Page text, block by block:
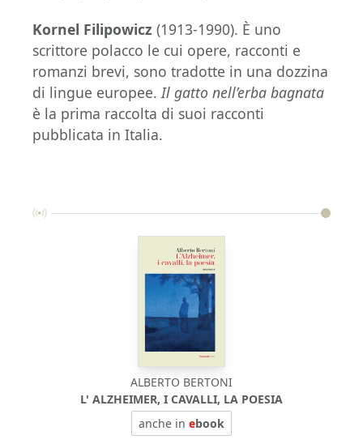
Kornel Filipowicz (1913-1990). È uno
scrittore polacco le cui opere, racconti e
romanzi brevi, sono tradotte in una dozzina
di lingue europee.Il gatto nell’erba bagnata
è la prima raccolta di suoi racconti
pubblicata in Italia.
ALBERTO BERTONI
L' ALZHEIMER, I CAVALLI, LA POESIA
anche in ebook